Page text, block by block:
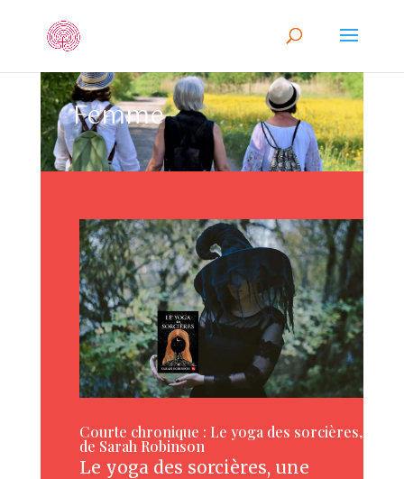
Femme
Courte chronique : Le yoga des sorcières,
de Sarah Robinson
Le yoga des sorcières, une